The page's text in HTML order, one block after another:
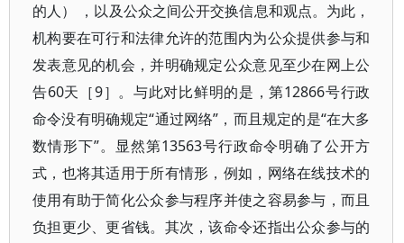
的人） ，以及公众之间公开交换信息和观点。为此，
机构要在可行和法律允许的范围内为公众提供参与和
发表意见的机会，并明确规定公众意见至少在网上公
告60天［9］。与此对比鲜明的是，第12866号行政
命令没有明确规定“通过网络”，而且规定的是“在大多
数情形下”。显然第13563号行政命令明确了公开方
式，也将其适用于所有情形，例如，网络在线技术的
使用有助于简化公众参与程序并使之容易参与，而且
负担更少、更省钱。其次，该命令还指出公众参与的